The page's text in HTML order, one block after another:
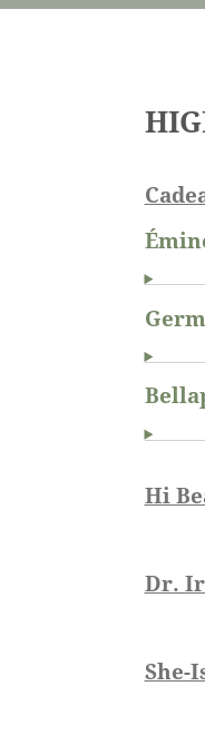
Hi
Dr.
She-